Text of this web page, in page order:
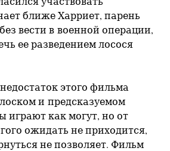
ближе Харриет, парень
вести в военной операции,
ее разведением лосося
этого фильма
и предсказуемом
играют как могут, но от
ожидать не приходится,
не позволяет. Фильм